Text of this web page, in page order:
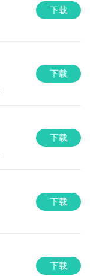
下载
下载
下载
下载
下载